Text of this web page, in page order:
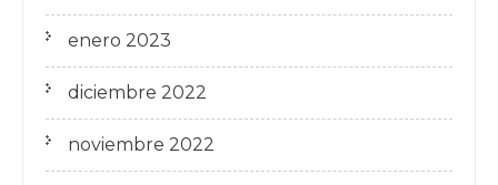
enero 2023
diciembre 2022
noviembre 2022